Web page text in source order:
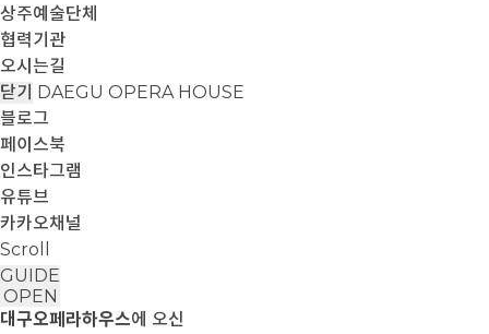
상주예술단체
협력기관
오시는길
닫기 DAEGU OPERA HOUSE
블로그
페이스북
인스타그램
유튜브
카카오채널
Scroll
GUIDE
OPEN
대구오페라하우스에 오신